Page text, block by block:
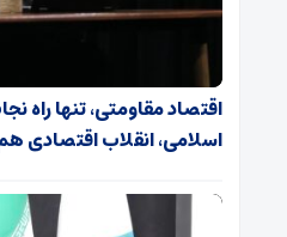
اقتصاد مقاومتی، تنها راه
اسلامی، انقلاب اقتصادی